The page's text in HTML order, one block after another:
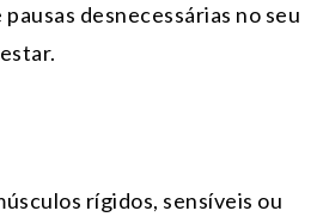
desnecessárias no seu
rígidos, sensíveis ou